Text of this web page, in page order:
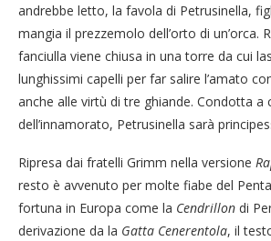
andrebbe letto, la favola di Petrusinella,
mangia il prezzemolo dell’orto di un’orca.
fanciulla viene chiusa in una torre da cui
lunghissimi capelli per far salire l’amato
anche alle virtù di tre ghiande. Condotta a
dell’innamorato, Petrusinella sarà
Ripresa dai fratelli Grimm nella versione
resto è avvenuto per molte fiabe del
fortuna in Europa come la Cendrillon di
derivazione da la Gatta Cenerentola, il